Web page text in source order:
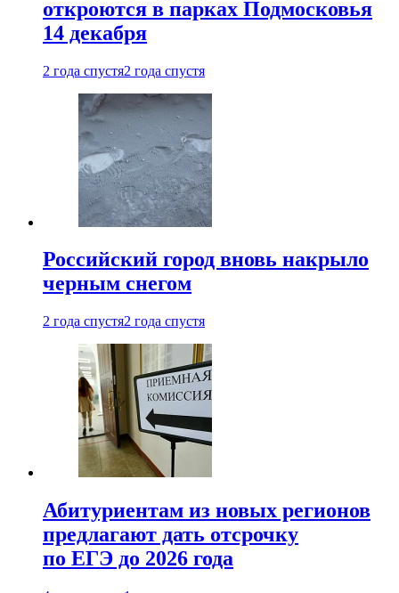
откроются в парках Подмосковья
14 декабря
2 года спустя2 года спустя
Российский город вновь накрыло
черным снегом
2 года спустя2 года спустя
Абитуриентам из новых регионов
предлагают дать отсрочку
по ЕГЭ до 2026 года